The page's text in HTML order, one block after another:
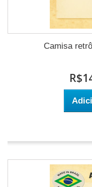
Camisa